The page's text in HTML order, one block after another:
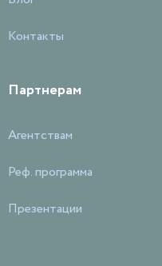
Контакты
Партнерам
Агентствам
Реф. программа
Презентации